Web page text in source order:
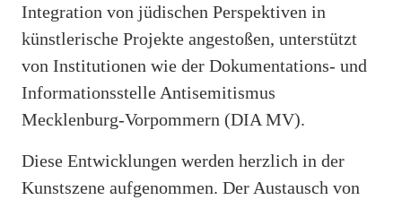
Integration von jüdischen Perspektiven in
künstlerische Projekte angestoßen, unterstützt
von Institutionen wie der Dokumentations- und
Informationsstelle Antisemitismus
Mecklenburg-Vorpommern (DIA MV).
Diese Entwicklungen werden herzlich in der
Kunstszene aufgenommen. Der Austausch von